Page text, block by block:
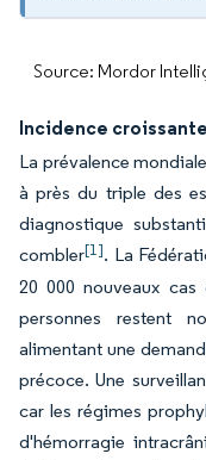
Source: Mordor
Incidence
La prévalence
à près du triple des
diagnostique
combler[1]. La
20 000 nouveaux
personnes restent
alimentant une
précoce. Une
car les régimes
d'hémorragie